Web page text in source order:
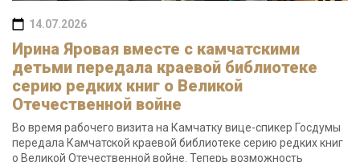
14.07.2026
Ирина Яровая вместе с камчатскими
детьми передала краевой библиотеке
серию редких книг о Великой
Отечественной войне
Во время рабочего визита на Камчатку вице-спикер Госдумы
передала Камчатской краевой библиотеке серию редких книг
о Великой Отечественной войне. Теперь возможность